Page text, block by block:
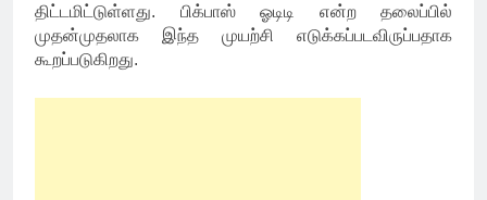
திட்டமிட்டுள்ளது. பிக்பாஸ் ஓடிடி என்ற தலைப்பில்
முதன்முதலாக இந்த முயற்சி எடுக்கப்படவிருப்பதாக
கூறப்படுகிறது.